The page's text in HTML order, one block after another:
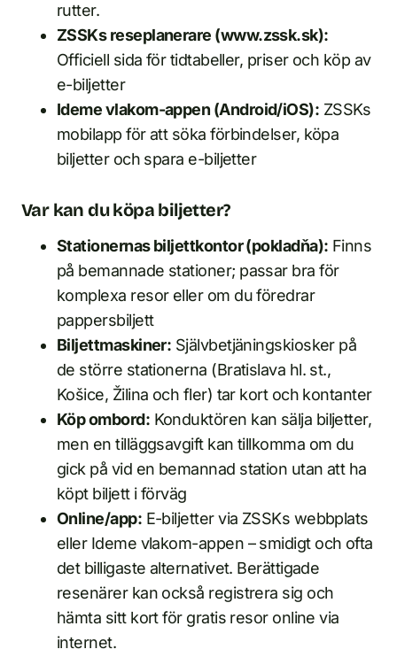
rutter.
ZSSKs reseplanerare (www.zssk.sk):
Officiell sida för tidtabeller, priser och köp av
e-biljetter
Ideme vlakom-appen (Android/iOS): ZSSKs
mobilapp för att söka förbindelser, köpa
biljetter och spara e-biljetter
Var kan du köpa biljetter?
Stationernas biljettkontor (pokladňa): Finns
på bemannade stationer; passar bra för
komplexa resor eller om du föredrar
pappersbiljett
Biljettmaskiner: Självbetjäningskiosker på
de större stationerna (Bratislava hl. st.,
Košice, Žilina och fler) tar kort och kontanter
Köp ombord: Konduktören kan sälja biljetter,
men en tilläggsavgift kan tillkomma om du
gick på vid en bemannad station utan att ha
köpt biljett i förväg
Online/app: E-biljetter via ZSSKs webbplats
eller Ideme vlakom-appen – smidigt och ofta
det billigaste alternativet. Berättigade
resenärer kan också registrera sig och
hämta sitt kort för gratis resor online via
internet.